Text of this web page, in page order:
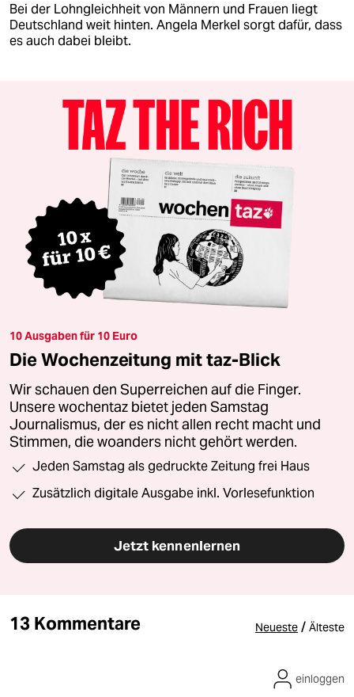
Bei der Lohngleichheit von Männern und Frauen liegt
Deutschland weit hinten. Angela Merkel sorgt dafür, dass
es auch dabei bleibt.
10 Ausgaben für 10 Euro
Die Wochenzeitung mit taz-Blick
Wir schauen den Superreichen auf die Finger.
Unsere wochentaz bietet jeden Samstag
Journalismus, der es nicht allen recht macht und
Stimmen, die woanders nicht gehört werden.
Jeden Samstag als gedruckte Zeitung frei Haus
Zusätzlich digitale Ausgabe inkl. Vorlesefunktion
Jetzt kennenlernen
13 Kommentare Neueste / Älteste
einloggen